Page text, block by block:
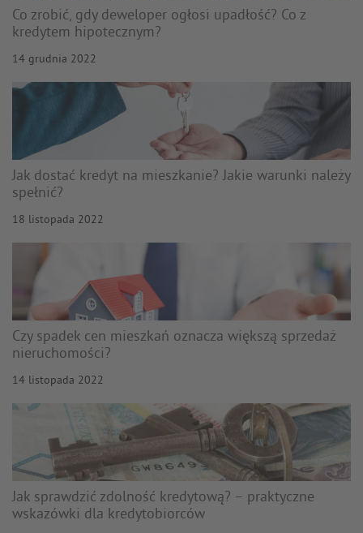
Co zrobić, gdy deweloper ogłosi upadłość? Co z
kredytem hipotecznym?
14 grudnia 2022
Jak dostać kredyt na mieszkanie? Jakie warunki należy
spełnić?
18 listopada 2022
Czy spadek cen mieszkań oznacza większą sprzedaż
nieruchomości?
14 listopada 2022
Jak sprawdzić zdolność kredytową? – praktyczne
wskazówki dla kredytobiorców